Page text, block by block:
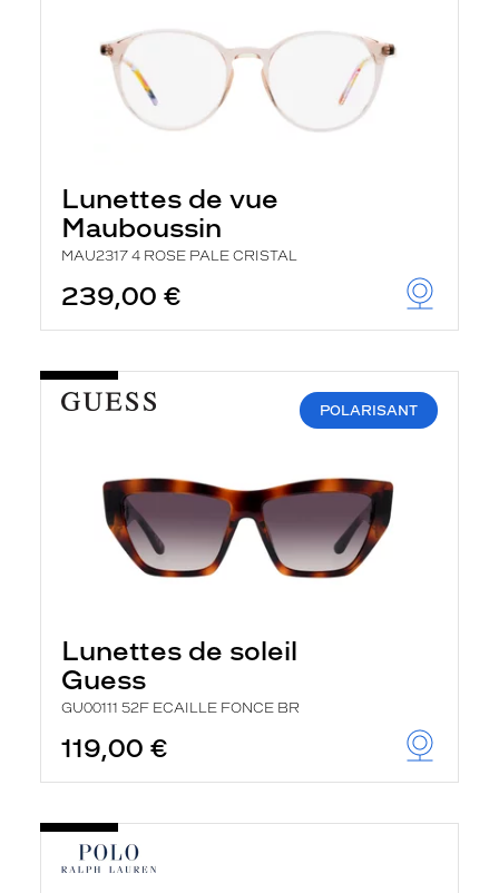
Lunettes de vue
Mauboussin
MAU2317 4 ROSE PALE CRISTAL
239,00 €
POLARISANT
Lunettes de soleil
Guess
GU00111 52F ECAILLE FONCE BR
119,00 €